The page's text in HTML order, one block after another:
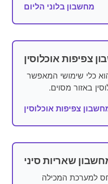
מחשבון בלוני הליום
צפיפות אוכלוסין
כלי שימושי המאפשר
באזור מסוים.
צפיפות אוכלוסין
שאריות סיני
למערכת המכילה